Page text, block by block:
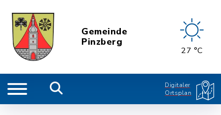
Gemeinde
Pinzberg
27 °C
Digitaler
Ortsplan